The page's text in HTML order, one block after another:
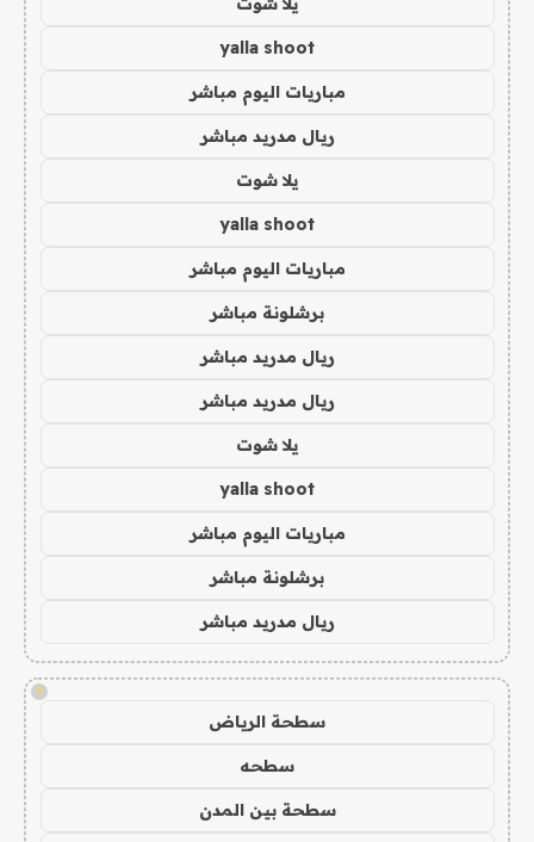
yalla shoot
مباريات اليوم مباشر
ريال مدريد مباشر
يلا شوت
yalla shoot
مباريات اليوم مباشر
برشلونة مباشر
ريال مدريد مباشر
ريال مدريد مباشر
يلا شوت
yalla shoot
مباريات اليوم مباشر
برشلونة مباشر
ريال مدريد مباشر
!
سطحة الرياض
سطحه
سطحة بين المدن